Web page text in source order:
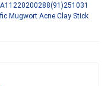
Mugwort Acne Clay Stick